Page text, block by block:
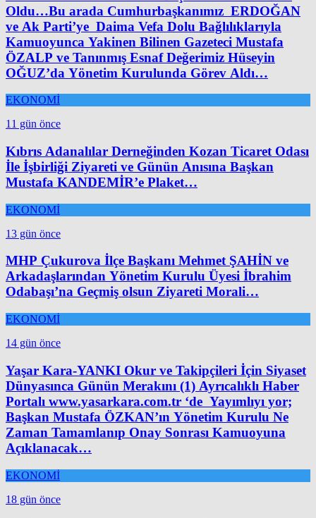
Oldu…Bu arada Cumhurbaşkanımız ERDOĞAN
ve Ak Parti’ye Daima Vefa Dolu Bağlılıklarıyla
Kamuoyunca Yakinen Bilinen Gazeteci Mustafa
ÖZALP ve Tanınmış Esnaf Değerimiz Hüseyin
OĞUZ’da Yönetim Kurulunda Görev Aldı…
EKONOMİ
11 gün önce
Kıbrıs Adanalılar Derneğinden Kozan Ticaret Odası
İle İşbirliği Ziyareti ve Günün Anısına Başkan
Mustafa KANDEMİR’e Plaket…
EKONOMİ
13 gün önce
MHP Çukurova İlçe Başkanı Mehmet ŞAHİN ve
Arkadaşlarından Yönetim Kurulu Üyesi İbrahim
Odabaşı’na Geçmiş olsun Ziyareti Morali…
EKONOMİ
14 gün önce
Yaşar Kara-YANKI Okur ve Takipçileri İçin Siyaset
Dünyasınca Günün Merakını (1) Ayrıcalıklı Haber
Portalı www.yasarkara.com.tr ‘de Yayımlıyı yor;
Başkan Mustafa ÖZKAN’ın Yönetim Kurulu Ne
Zaman Tamamlanıp Onay Sonrası Kamuoyuna
Açıklanacak…
EKONOMİ
18 gün önce